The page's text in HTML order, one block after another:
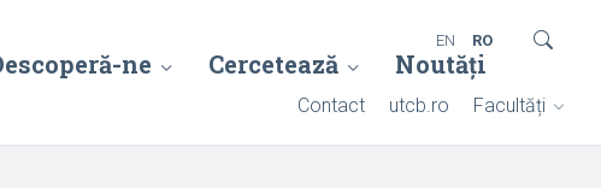
ne Cercetează Noutăți
Contact utcb.ro Facultăți
EN RO